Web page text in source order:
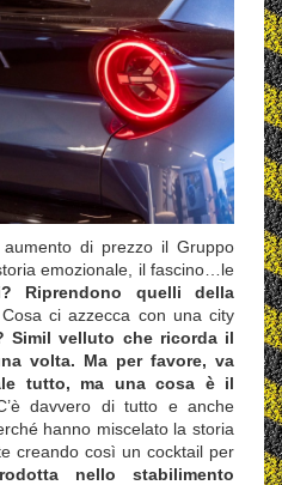
di prezzo il Gruppo
emozionale, il fascino…le
Riprendono quelli della
Cosa ci azzecca con una city
Simil velluto che ricorda il
volta. Ma per favore, va
tutto, ma una cosa è il
davvero di tutto e anche
hanno miscelato la storia
creando così un cocktail per
nello stabilimento